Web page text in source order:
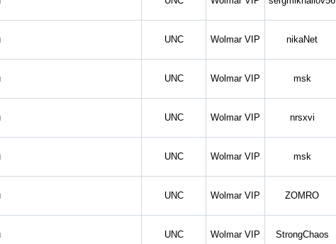
UNC Wolmar VIP nikaNet
UNC Wolmar VIP msk
UNC Wolmar VIP nrsxvi
UNC Wolmar VIP msk
UNC Wolmar VIP ZOMRO
UNC Wolmar VIP StrongChaos